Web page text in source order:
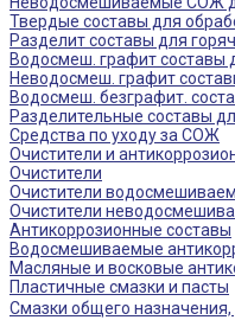
Твердые составы для
Разделит составы для
Водосмеш. графит составы
Неводосмеш. графит
Водосмеш. безграфит.
Разделительные составы
Средства по уходу за СОЖ
Очистители и
Очистители
Очистители
Очистители
Антикоррозионные составы
Водосмешиваемые
Масляные и восковые
Пластичные смазки и пасты
Смазки общего